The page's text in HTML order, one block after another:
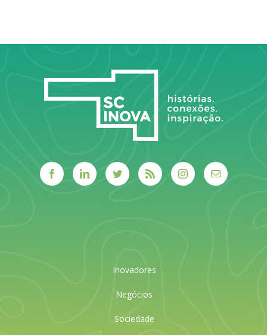
sistema
Inovadores
Negócios
Sociedade